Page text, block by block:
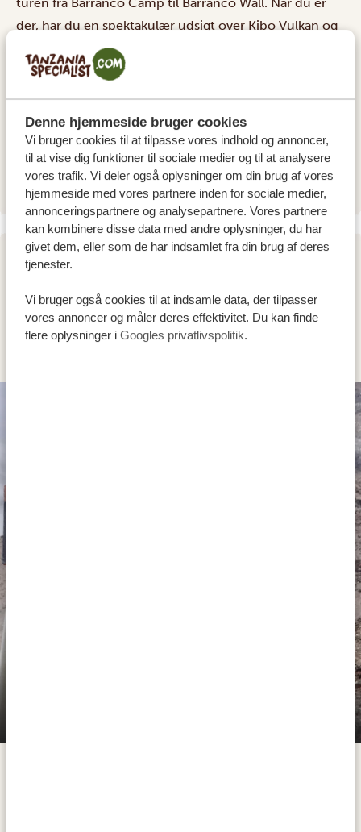
Denne hjemmeside bruger cookies
Vi bruger cookies til at tilpasse vores indhold og annoncer,
til at vise dig funktioner til sociale medier og til at analysere
vores trafik. Vi deler også oplysninger om din brug af vores
hjemmeside med vores partnere inden for sociale medier,
annonceringspartnere og analysepartnere. Vores partnere
kan kombinere disse data med andre oplysninger, du har
givet dem, eller som de har indsamlet fra din brug af deres
tjenester.
Vi bruger også cookies til at indsamle data, der tilpasser
vores annoncer og måler deres effektivitet. Du kan finde
flere oplysninger i Googles privatlivspolitik.
der, har du en spektakulær udsigt over Kibo Vulkan og
Herefter starter en mere krævende vandring for at nå
og nedstigninger, så hold det rette tempo. Du spiser
frokost i lejren, og efter en hvile kan du tage en
akklimatiseringstur i retning mod Barafu Camp.
DAG 5
LEMOSHO-SHIRA ROUTE (4/6) |
KARANGA CAMP (4.040 M) –